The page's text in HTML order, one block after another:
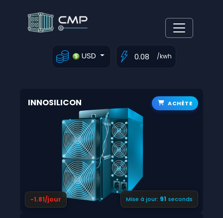
USD /kwh
ACHÈTE
-1.81/jour
INNOSILICON
Mise à jour: 90 seconds